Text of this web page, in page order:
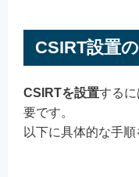
CSIRT設置
CSIRTを設置するに
要です。
以下に具体的な手順